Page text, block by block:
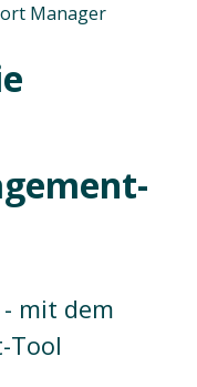
Manager
mit dem
Tool